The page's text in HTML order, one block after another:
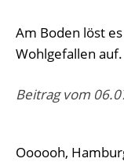
Am Boden löst
Wohlgefallen auf.
Beitrag vom
Oooooh,